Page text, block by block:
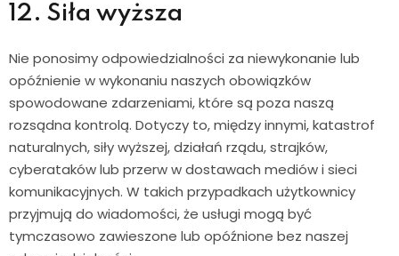
12. Siła wyższa
Nie ponosimy odpowiedzialności za niewykonanie lub
opóźnienie w wykonaniu naszych obowiązków
spowodowane zdarzeniami, które są poza naszą
rozsądna kontrolą. Dotyczy to, między innymi, katastrof
naturalnych, siły wyższej, działań rządu, strajków,
cyberataków lub przerw w dostawach mediów i sieci
komunikacyjnych. W takich przypadkach użytkownicy
przyjmują do wiadomości, że usługi mogą być
tymczasowo zawieszone lub opóźnione bez naszej